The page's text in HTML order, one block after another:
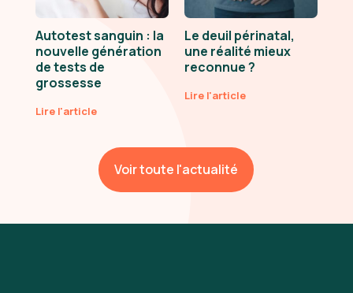
Autotest sanguin : la
nouvelle génération
de tests de
grossesse
Lire l'article
Le deuil périnatal,
une réalité mieux
reconnue ?
Lire l'article
Voir toute l'actualité